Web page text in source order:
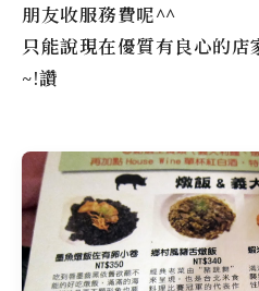
朋友收服務費呢^^
只能說現在優質有良心的
~!讚